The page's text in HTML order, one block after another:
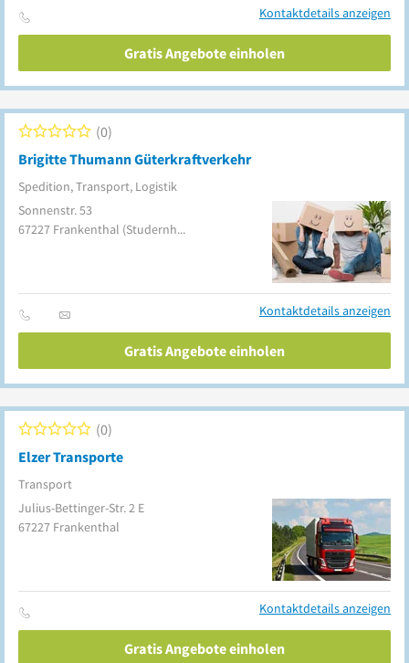
Kontaktdetails anzeigen
Gratis Angebote einholen
Brigitte Thumann Güterkraftverkehr
Spedition, Transport, Logistik
0
Sonnenstr. 53
67227 Frankenthal (Studernheim)
Kontaktdetails anzeigen
Gratis Angebote einholen
Elzer Transporte
Transport
0
Julius-Bettinger-Str. 2 E
67227 Frankenthal
Kontaktdetails anzeigen
Gratis Angebote einholen